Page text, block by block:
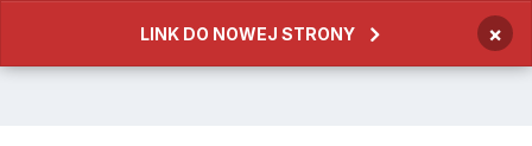
LINK DO NOWEJ STRONY ×